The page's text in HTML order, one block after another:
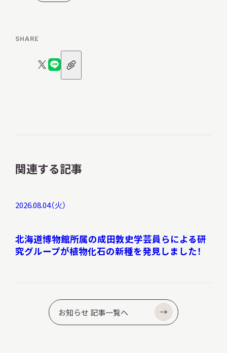
SHARE
X
LINE
URL
ア
イ
関連する記事
2026.08.04（火）
北海道博物館所属の成田敦史学芸員らによる研
究グループが植物化石の新種を発見しました！
お知らせ 記事一覧へ